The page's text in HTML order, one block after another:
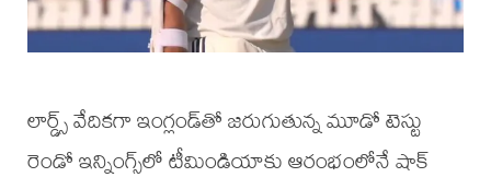
లార్డ్స్‌ వేదికగా ఇంగ్లండ్‌తో జరుగుతున్న మూడో టెస్టు
రెండో ఇన్నింగ్స్‌లో టీమిండియాకు ఆరంభంలోనే షాక్